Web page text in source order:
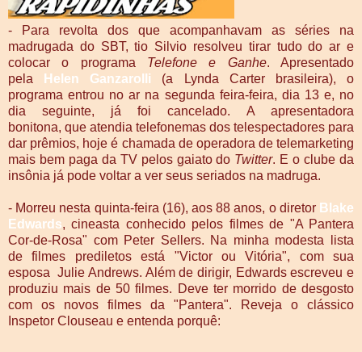
- Para revolta dos que acompanhavam as séries na
madrugada do SBT, tio Silvio resolveu tirar tudo do ar e
colocar o programa Telefone e Ganhe. Apresentado
pela
Helen Ganzarolli (a Lynda Carter brasileira), o
programa entrou no ar na segunda feira-feira, dia 13 e, no
dia seguinte, já foi cancelado. A apresentadora
bonitona, que atendia telefonemas dos telespectadores para
dar prêmios, hoje é chamada de operadora de telemarketing
mais bem paga da TV pelos gaiato do Twitter. E o clube da
insônia já pode voltar a ver seus seriados na madruga.
- Morreu nesta quinta-feira (16), aos 88 anos, o diretor Blake
Edwards, cineasta conhecido pelos filmes de "A Pantera
Cor-de-Rosa" com Peter Sellers. Na minha modesta lista
de filmes prediletos está "Victor ou Vitória", com sua
esposa Julie Andrews. Além de dirigir, Edwards escreveu e
produziu mais de 50 filmes. Deve ter morrido de desgosto
com os novos filmes da "Pantera". Reveja o clássico
Inspetor Clouseau e entenda porquê: